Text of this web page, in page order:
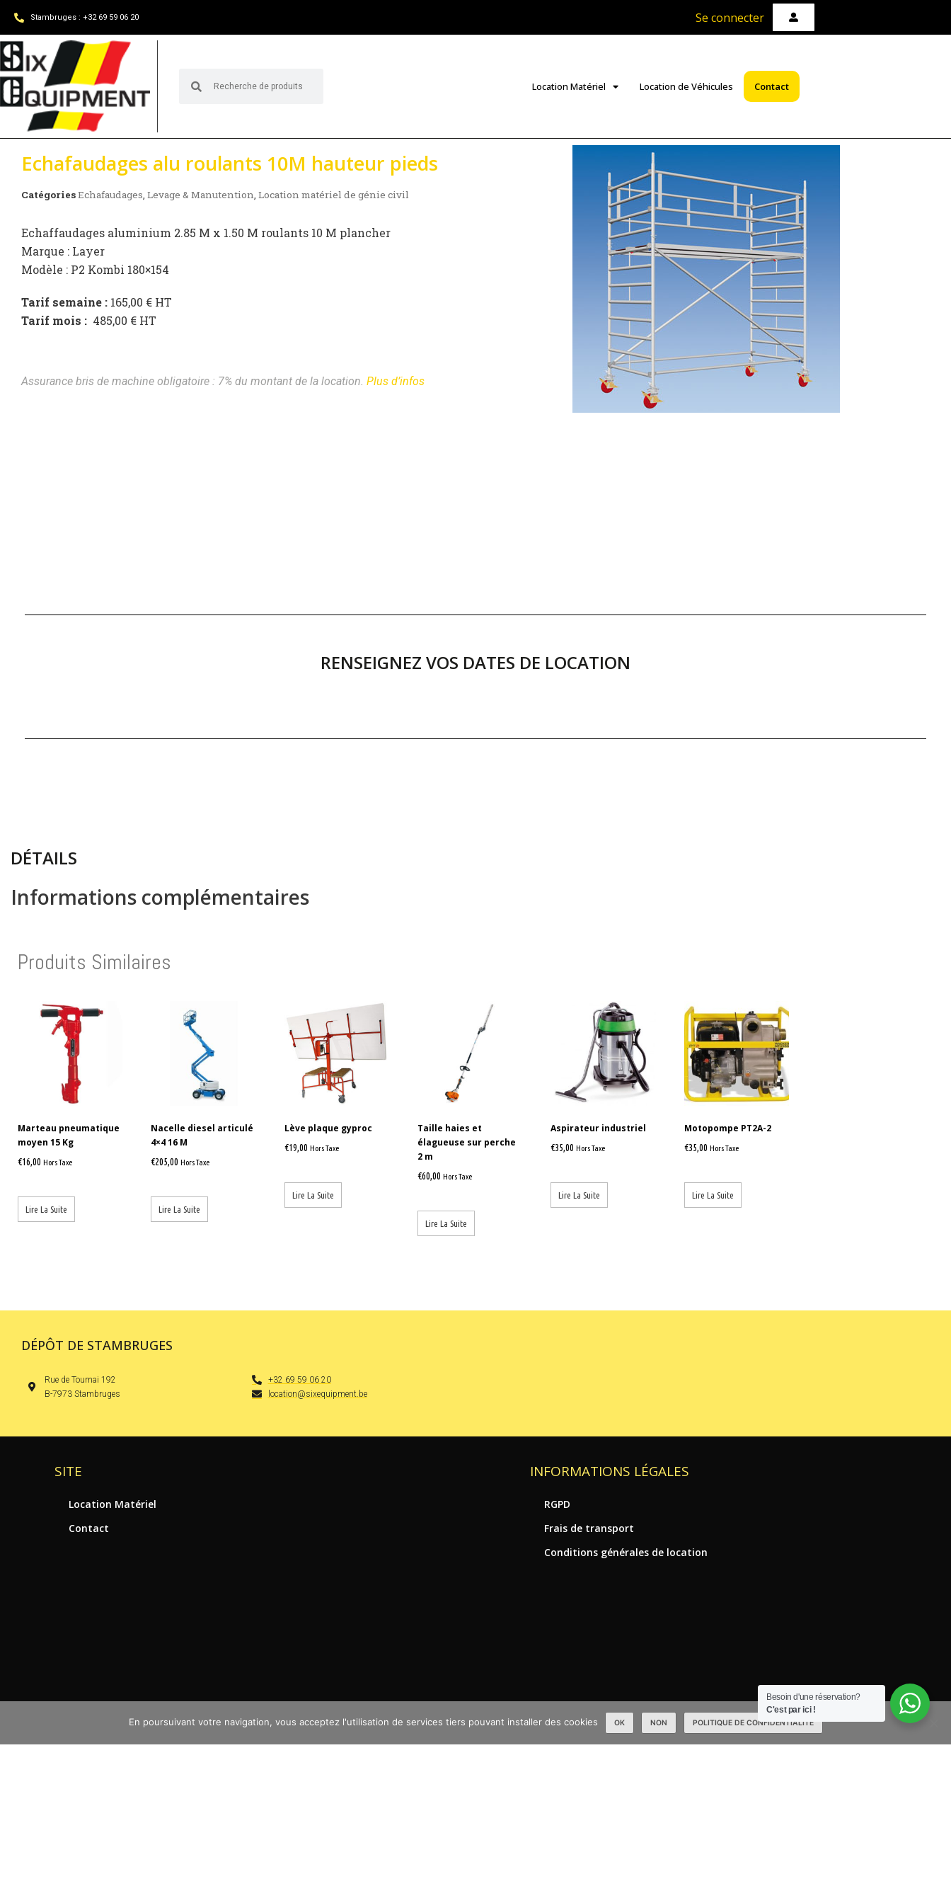
Aller
au
contenu
Stambruges : +32 69 59 06 20 Se connecter
Location Matériel Location de Véhicules Contact
Echafaudages alu roulants 10M hauteur pieds
CatégoriesEchafaudages Levage & Manutention Location matériel de génie civil
Echaffaudages aluminium 2.85 M x 1.50 M roulants 10 M plancher
Marque : Layer
Modèle : P2 Kombi 180×154
Tarif semaine : 165,00 € HT
Tarif mois : 485,00 € HT
Assurance bris de machine obligatoire : 7% du montant de la location. Plus d’infos
RENSEIGNEZ VOS DATES DE LOCATION
DÉTAILS
Informations complémentaires
Produits Similaires
Marteau pneumatique
moyen 15 Kg
€16,00 Hors Taxe
Lire La Suite
Nacelle diesel articulé
4×4 16 M
€205,00 Hors Taxe
Lire La Suite
Lève plaque gyproc
€19,00 Hors Taxe
Lire La Suite
Taille haies et
élagueuse sur perche
2 m
€60,00 Hors Taxe
Lire La Suite
Aspirateur industriel
€35,00 Hors Taxe
Lire La Suite
Motopompe PT2A-2
€35,00 Hors Taxe
Lire La Suite
DÉPÔT DE STAMBRUGES
Rue de Tournai 192
B-7973 Stambruges
+32 69 59 06 20
location@sixequipment.be
SITE
Location Matériel
Contact
INFORMATIONS LÉGALES
RGPD
Frais de transport
Conditions générales de location
Besoin d'une réservation?
C'est par ici !
En poursuivant votre navigation, vous acceptez l'utilisation de services tiers pouvant installer des cookies OK NON POLITIQUE DE CONFIDENTIALITÉ